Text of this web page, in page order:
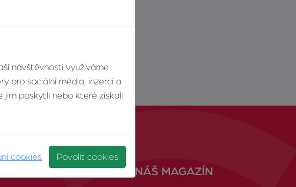
NÁŠ MAGAZÍN
návštěvnosti využíváme
pro sociální média, inzerci a
jim poskytli nebo které získali
cookies Povolit cookies